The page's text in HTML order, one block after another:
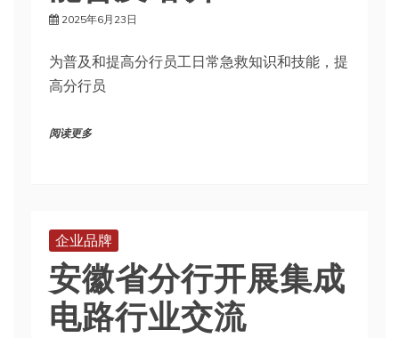
2025年6月23日
为普及和提高分行员工日常急救知识和技能，提
高分行员
阅读更多
企业品牌
安徽省分行开展集成
电路行业交流